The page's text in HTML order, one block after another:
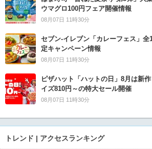
ウマグロ100円フェア開催情報
08月07日 11時30分
セブン‐イレブン「カレーフェス」
定キャンペーン情報
08月07日 11時30分
ピザハット「ハットの日」8月は新
イズ810円～の特大セール開催
08月07日 11時30分
トレンド | アクセスランキング